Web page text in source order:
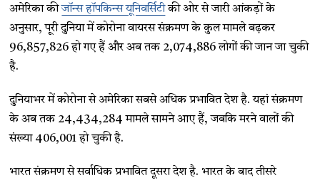
अमेरिका कीजॉन्स हॉपकिन्स यूनिवर्सिटीकी ओर से जारी आंकड़ों के
अनुसार, पूरी दुनिया में कोरोना वायरस संक्रमण के कुल मामले बढ़कर
96,857,826 हो गए हैं और अब तक 2,074,886 लोगों की जान जा चुकी
है.
दुनियाभर में कोरोना से अमेरिका सबसे अधिक प्रभावित देश है. यहां संक्रमण
के अब तक 24,434,284 मामले सामने आए हैं, जबकि मरने वालों की
संख्या 406,001 हो चुकी है.
भारत संक्रमण से सर्वाधिक प्रभावित दूसरा देश है. भारत के बाद तीसरे